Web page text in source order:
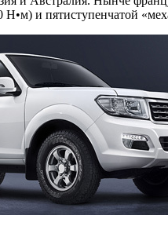
Н•м) и пятиступенчатой